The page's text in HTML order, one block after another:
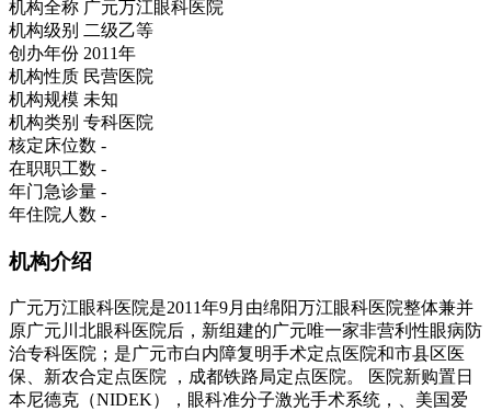
机构全称 广元万江眼科医院
机构级别 二级乙等
创办年份 2011年
机构性质 民营医院
机构规模 未知
机构类别 专科医院
核定床位数 -
在职职工数 -
年门急诊量 -
年住院人数 -
机构介绍
广元万江眼科医院是2011年9月由绵阳万江眼科医院整体兼并
原广元川北眼科医院后，新组建的广元唯一家非营利性眼病防
治专科医院；是广元市白内障复明手术定点医院和市县区医
保、新农合定点医院 ，成都铁路局定点医院。 医院新购置日
本尼德克（NIDEK），眼科准分子激光手术系统，、美国爱